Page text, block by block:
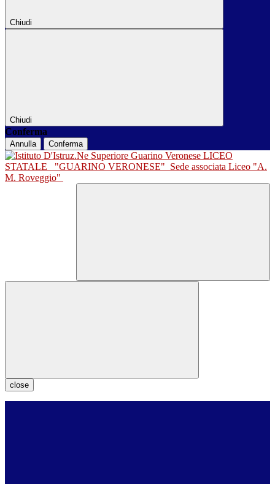
Chiudi
Chiudi
Conferma
Annulla Conferma
LICEO
STATALE
"GUARINO VERONESE" Sede associata Liceo "A.
M. Roveggio"
close